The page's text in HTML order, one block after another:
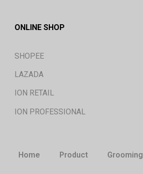
ONLINE SHOP
SHOPEE
LAZADA
ION RETAIL
ION PROFESSIONAL
Home Product Grooming